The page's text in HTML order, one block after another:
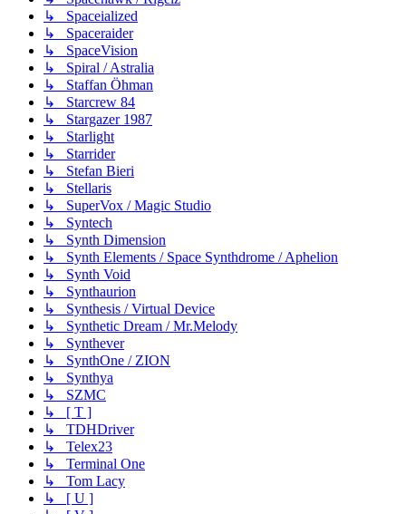
↳ Spaceialized
↳ Spaceraider
↳ SpaceVision
↳ Spiral / Astralia
↳ Staffan Öhman
↳ Starcrew 84
↳ Stargazer 1987
↳ Starlight
↳ Starrider
↳ Stefan Bieri
↳ Stellaris
↳ SuperVox / Magic Studio
↳ Syntech
↳ Synth Dimension
↳ Synth Elements / Space Synthdrome / Aphelion
↳ Synth Void
↳ Synthaurion
↳ Synthesis / Virtual Device
↳ Synthetic Dream / Mr.Melody
↳ Synthever
↳ SynthOne / ZION
↳ Synthya
↳ SZMC
↳ [ T ]
↳ TDHDriver
↳ Telex23
↳ Terminal One
↳ Tom Lacy
↳ [ U ]